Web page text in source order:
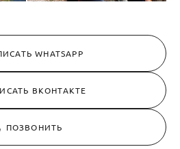
WHATSAPP
ВКОНТАКТЕ
ПОЗВОНИТЬ